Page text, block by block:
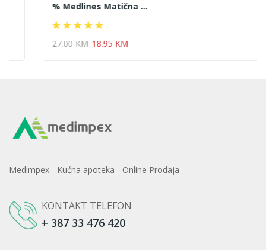
% Medlines Matična ...
27.00 KM 18.95 KM
Medimpex - Kućna apoteka - Online Prodaja
KONTAKT TELEFON
+ 387 33 476 420